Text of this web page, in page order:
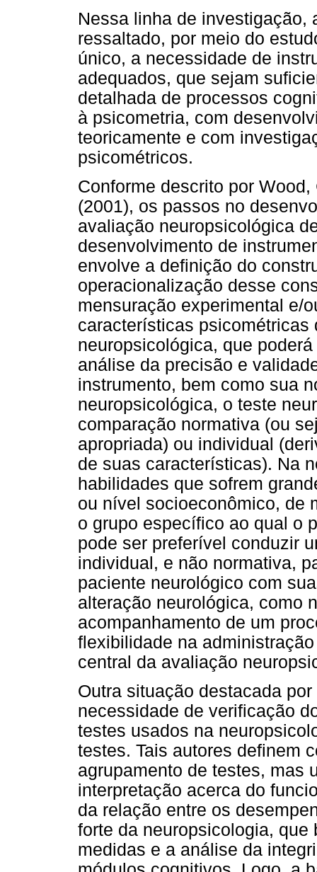
Nessa linha de investigação,
ressaltado, por meio do
único, a necessidade de
adequados, que sejam
detalhada de processos
à psicometria, com
teoricamente e com
psicométricos.
Conforme descrito por
(2001), os passos no
avaliação neuropsicológica
desenvolvimento de
envolve a definição do
operacionalização desse
mensuração experimental e/
características
neuropsicológica, que
análise da precisão e
instrumento, bem como sua
neuropsicológica, o teste
comparação normativa (ou
apropriada) ou individual
de suas características). Na
habilidades que sofrem
ou nível socioeconômico, de
o grupo específico ao qual o
pode ser preferível conduzir
individual, e não normativa,
paciente neurológico com
alteração neurológica, como
acompanhamento de um
flexibilidade na
central da avaliação
Outra situação destacada
necessidade de verificação
testes usados na
testes. Tais autores definem
agrupamento de testes, mas
interpretação acerca do
da relação entre os
forte da neuropsicologia,
medidas e a análise da